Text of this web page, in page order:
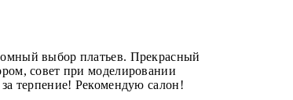
выбор платьев. Прекрасный
совет при моделировании
терпение! Рекомендую салон!